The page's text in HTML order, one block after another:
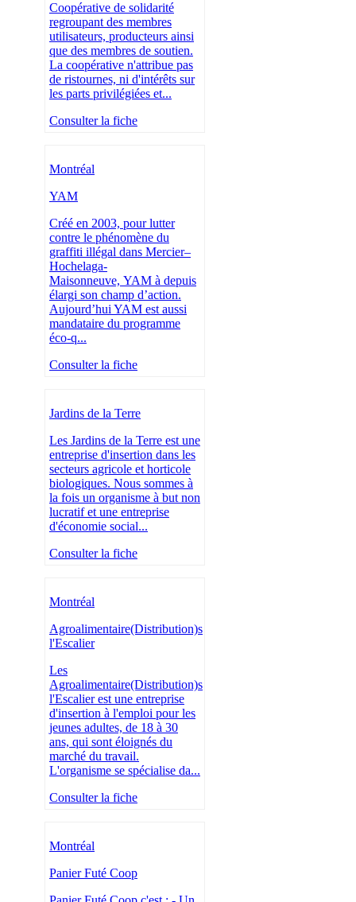
Coopérative de solidarité
regroupant des membres
utilisateurs, producteurs ainsi
que des membres de soutien.
La coopérative n'attribue pas
de ristournes, ni d'intérêts sur
les parts privilégiées et...
Consulter la fiche
Montréal
YAM
Créé en 2003, pour lutter
contre le phénomène du
graffiti illégal dans Mercier–
Hochelaga-
Maisonneuve, YAM à depuis
élargi son champ d’action.
Aujourd’hui YAM est aussi
mandataire du programme
éco-q...
Consulter la fiche
Jardins de la Terre
Les Jardins de la Terre est une
entreprise d'insertion dans les
secteurs agricole et horticole
biologiques. Nous sommes à
la fois un organisme à but non
lucratif et une entreprise
d'économie social...
Consulter la fiche
Montréal
Agroalimentaire(Distribution)s
l'Escalier
Les
Agroalimentaire(Distribution)s
l'Escalier est une entreprise
d'insertion à l'emploi pour les
jeunes adultes, de 18 à 30
ans, qui sont éloignés du
marché du travail.
L'organisme se spécialise da...
Consulter la fiche
Montréal
Panier Futé Coop